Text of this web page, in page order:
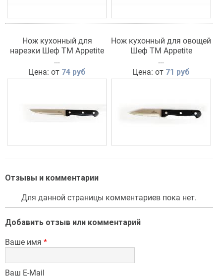
Нож кухонный для
нарезки Шеф TM Appetite
...
Цена: от 74 руб
Нож кухонный для овощей
Шеф TM Appetite
...
Цена: от 71 руб
Отзывы и комментарии
Для данной страницы комментариев пока нет.
Добавить отзыв или комментарий
Ваше имя *
Ваш E-Mail